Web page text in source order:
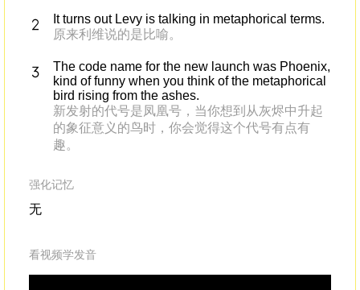
It turns out Levy is talking in metaphorical terms.
原来利维说的是比喻。
The code name for the new launch was Phoenix,
kind of funny when you think of the metaphorical
bird rising from the ashes.
新发射的代号是凤凰号，当你想到从灰烬中升起
的象征意义的鸟时，你会觉得这个代号有点有
趣。
强化记忆
无
看视频学发音